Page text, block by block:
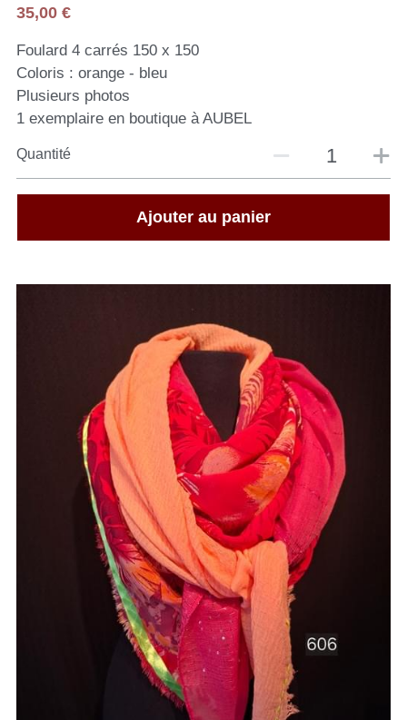
35,00 €
Foulard 4 carrés 150 x 150
Coloris : orange - bleu
Plusieurs photos
1 exemplaire en boutique à AUBEL
Quantité
Ajouter au panier